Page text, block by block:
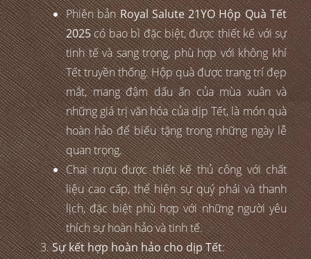
Phiên bảnRoyal Salute 21YO Hộp Quà Tết
2025có bao bì đặc biệt, được thiết kế với sự
tinh tế và sang trọng, phù hợp với không khí
Tết truyền thống. Hộp quà được trang trí đẹp
mắt, mang đậm dấu ấn của mùa xuân và
những giá trị văn hóa của dịp Tết, là món quà
hoàn hảo để biếu tặng trong những ngày lễ
quan trọng.
Chai rượu được thiết kế thủ công với chất
liệu cao cấp, thể hiện sự quý phái và thanh
lịch, đặc biệt phù hợp với những người yêu
thích sự hoàn hảo và tinh tế.
Sự kết hợp hoàn hảo cho dịp Tết: